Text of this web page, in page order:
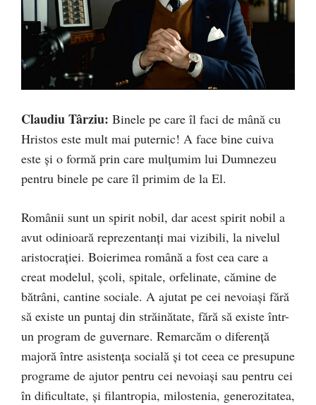
Claudiu Târziu: Binele pe care îl faci de mână cu
Hristos este mult mai puternic! A face bine cuiva
este și o formă prin care mulțumim lui Dumnezeu
pentru binele pe care îl primim de la El.
Românii sunt un spirit nobil, dar acest spirit nobil a
avut odinioară reprezentanți mai vizibili, la nivelul
aristocrației. Boierimea română a fost cea care a
creat modelul, școli, spitale, orfelinate, cămine de
bătrâni, cantine sociale. A ajutat pe cei nevoiași fără
să existe un puntaj din străinătate, fără să existe într-
un program de guvernare. Remarcăm o diferență
majoră între asistența socială și tot ceea ce presupune
programe de ajutor pentru cei nevoiași sau pentru cei
în dificultate, și filantropia, milostenia, generozitatea,